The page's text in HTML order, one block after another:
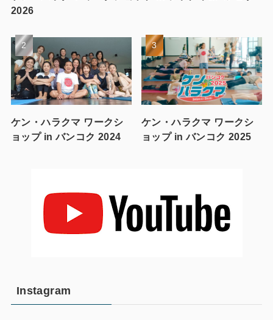
2026
ケン・ハラクマ ワークシ
ョップ in バンコク 2024
ケン・ハラクマ ワークシ
ョップ in バンコク 2025
Instagram